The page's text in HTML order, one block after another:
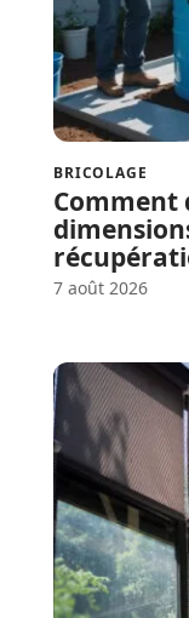
BRICOLAGE
Comment
7 août 2026